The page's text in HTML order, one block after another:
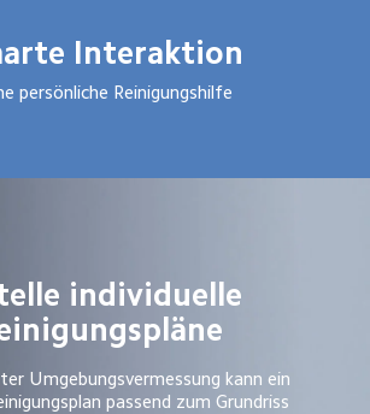
Interaktion
persönliche Reinigungshilfe
individuelle
Umgebungsvermessung kann ein
passend zum Grundriss